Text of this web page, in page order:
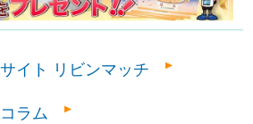
イト リビンマッチ
ラム